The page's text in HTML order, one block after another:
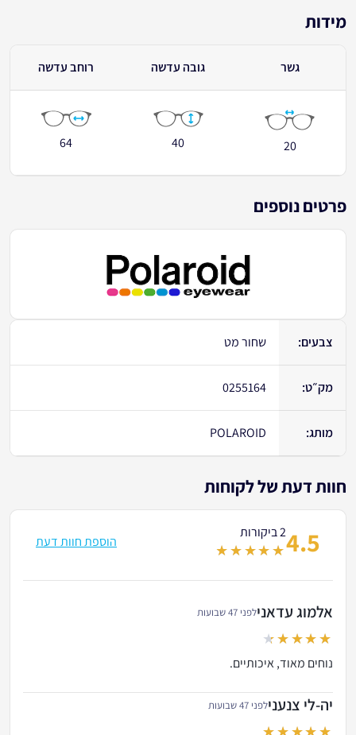
מידות
גשר גובה עדשה רוחב עדשה
20
40
64
פרטים נוספים
צבעים: שחור מט
מק״ט: 0255164
מותג: POLAROID
חוות דעת של לקוחות
4.52 ביקורות
הוספת חוות דעת
אלמוג עדאנילפני 47 שבועות
out of 5
נוחים מאוד, איכותיים.
יה-לי צנענילפני 47 שבועות